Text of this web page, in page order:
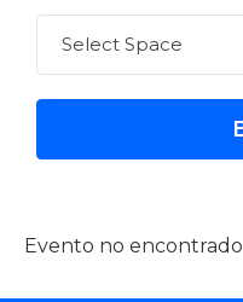
Evento no encontrado